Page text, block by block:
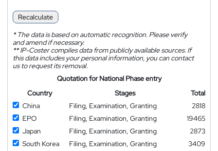
Recalculate
*The data is based on automatic recognition. Please verify
and amend if necessary.
**IP-Coster compiles data from publicly available sources. If
this data includes your personal information, you can contact
us to request its removal.
Quotation for National Phase entry
Country
Stages
Total
China
Filing, Examination, Granting
2818
EPO
Filing, Examination, Granting
19465
Japan
Filing, Examination, Granting
2873
South Korea
Filing, Examination, Granting
3409